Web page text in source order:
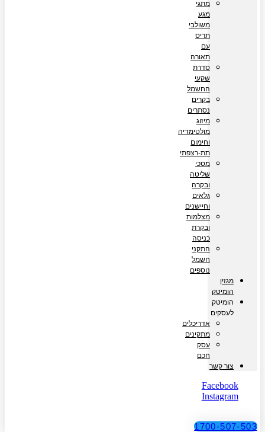
מתגי
מגע
משולבי
תריס
עם
תאורה
סדרת
שקעי
החשמל
בקרים
נסתרים
מיזוג
מולטימדיה
וחימום
תת-רצפתי
מסכי
שליטה
ובקרה
גלאים
וחיישנים
מצלמות
ובקרת
כניסה
התקני
חשמל
נוספים
מגזין
הומיטק
הומיטק
לעסקים
אדריכלים
מתקינים
עסק
חכם
צור קשר
Facebook
Instagram
1700-507-503